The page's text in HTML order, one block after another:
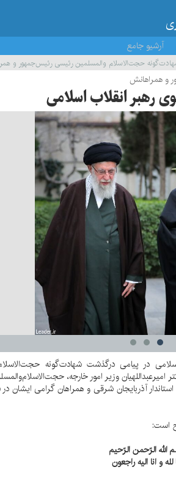
آرشیو جامع
حجت‌الاسلام والمسلمین رئیسی رئیس‌جمهور و
و همراهانش
در پیامی درگذشت شهادت‌گونه
وزیر امور خارجه،
آذربایجان شرقی و همراهان گرامی ایشان
است:
الله الرّحمن الرّحیم
لله و انا الیه راجعون